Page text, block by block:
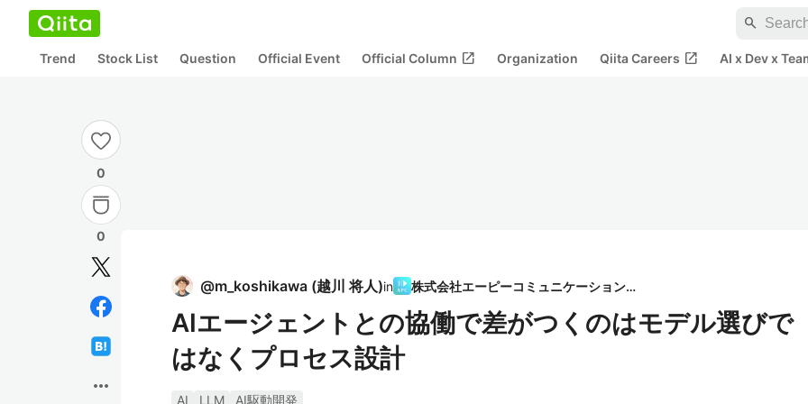
search
Trend Stock List Question Official Event Official Column open_in_new Organization Qiita Careers open_in_new AI x Dev x
0
0
more_horiz
@m_koshikawa (越川 将人)in 株式会社エーピーコミュニケーションズ
AIエージェントとの協働で差がつくのはモデル選びで
はなくプロセス設計
AI LLM
AI駆動開発